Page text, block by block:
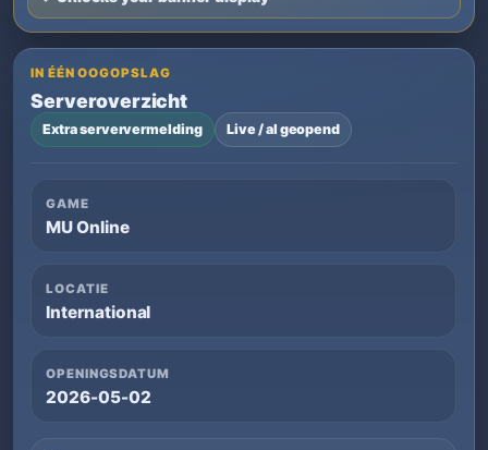
IN ÉÉN OOGOPSLAG
Serveroverzicht
Extra serververmelding Live / al geopend
GAME
MU Online
LOCATIE
International
OPENINGSDATUM
2026-05-02